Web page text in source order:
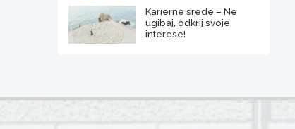
Karierne srede – Ne
ugibaj, odkrij svoje
interese!